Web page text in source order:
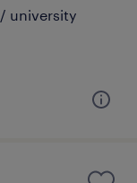
university